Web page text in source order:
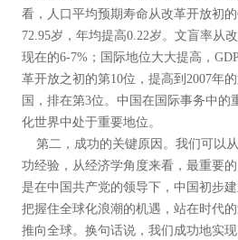
看，人口平均预期寿命从改革开放初
72.95岁，年均提高0.22岁。文盲率从
现在的6-7%；国际地位大大提高，
革开放之初的第10位，提高到2007年
国，排在第3位。中国在国际事务中的
化世界中处于重要地位。
第二，成功的关键原因。我们可以
功经验，从经济学角度来看，最重要
是在中国共产党的领导下，中国初步
把握住全球化浪潮的机遇，站在时代
推向全球。换句话说，我们成功地实